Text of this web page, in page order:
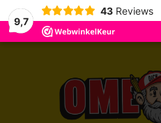
9,7
43 Reviews